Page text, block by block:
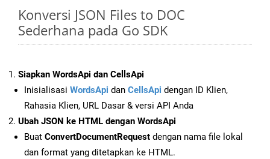
Konversi JSON Files to DOC
Sederhana pada Go SDK
Siapkan WordsApi dan CellsApi
Inisialisasi WordsApi dan CellsApi dengan ID Klien,
Rahasia Klien, URL Dasar & versi API Anda
Ubah JSON ke HTML dengan WordsApi
Buat ConvertDocumentRequest dengan nama file lokal
dan format yang ditetapkan ke HTML.